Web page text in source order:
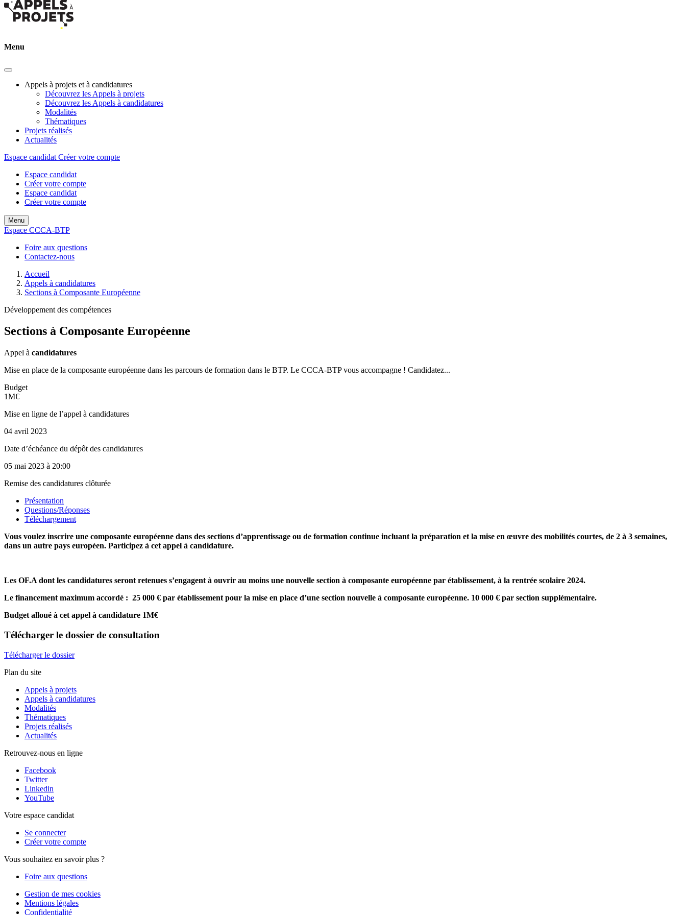
Menu
Appels à projets et à candidatures
Découvrez les Appels à projets
Découvrez les Appels à candidatures
Modalités
Thématiques
Projets réalisés
Actualités
Espace candidat Créer votre compte
Espace candidat
Créer votre compte
Espace candidat
Créer votre compte
Menu
Espace CCCA-BTP
Foire aux questions
Contactez-nous
Accueil
Appels à candidatures
Sections à Composante Européenne
Développement des compétences
Sections à Composante Européenne
Appel à candidatures
Mise en place de la composante européenne dans les parcours de formation dans le BTP. Le CCCA-BTP vous accompagne ! Candidatez...
Budget
1M€
Mise en ligne de l’appel à candidatures
04 avril 2023
Date d’échéance du dépôt des candidatures
05 mai 2023 à 20:00
Remise des candidatures clôturée
Présentation
Questions/Réponses
Téléchargement
Vous voulez inscrire une composante européenne dans des sections d’apprentissage ou de formation continue incluant la préparation et la mise en œuvre des mobilités courtes, de 2 à 3 semaines,
dans un autre pays européen. Participez à cet appel à candidature.
Les OF.A dont les candidatures seront retenues s’engagent à ouvrir au moins une nouvelle section à composante européenne par établissement, à la rentrée scolaire 2024.
Le financement maximum accordé : 25 000 € par établissement pour la mise en place d’une section nouvelle à composante européenne. 10 000 € par section supplémentaire.
Budget alloué à cet appel à candidature 1M€
Télécharger le dossier de consultation
Télécharger le dossier
Plan du site
Appels à projets
Appels à candidatures
Modalités
Thématiques
Projets réalisés
Actualités
Retrouvez-nous en ligne
Facebook
Twitter
Linkedin
YouTube
Votre espace candidat
Se connecter
Créer votre compte
Vous souhaitez en savoir plus ?
Foire aux questions
Gestion de mes cookies
Mentions légales
Confidentialité